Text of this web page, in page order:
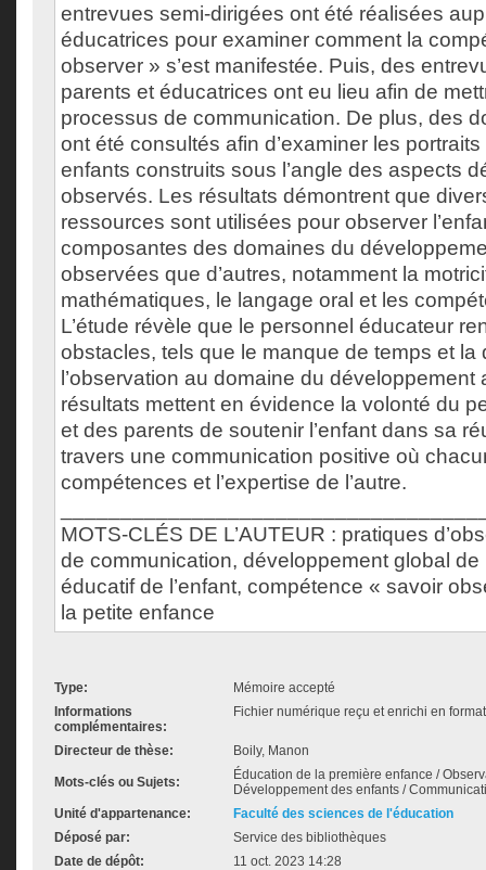
entrevues semi-dirigées ont été réalisées
éducatrices pour examiner comment la
observer » s’est manifestée. Puis, des
parents et éducatrices ont eu lieu afin de
processus de communication. De plus, des
ont été consultés afin d’examiner les
enfants construits sous l’angle des aspects
observés. Les résultats démontrent que
ressources sont utilisées pour observer
composantes des domaines du
observées que d’autres, notamment la
mathématiques, le langage oral et les
L’étude révèle que le personnel éducateur
obstacles, tels que le manque de temps et la
l’observation au domaine du développement
résultats mettent en évidence la volonté du
et des parents de soutenir l’enfant dans sa
travers une communication positive où
compétences et l’expertise de l’autre.
MOTS-CLÉS DE L’AUTEUR : pratiques
de communication, développement global de
éducatif de l’enfant, compétence « savoir
la petite enfance
Type:
Mémoire accepté
Informations
complémentaires:
Fichier numérique reçu et enrichi en
Directeur de thèse: Boily, Manon
Mots-clés ou Sujets:
Éducation de la première enfance /
Développement des enfants /
Unité d'appartenance:
Faculté des sciences de l'éducation
Déposé par:
Service des bibliothèques
Date de dépôt:
11 oct. 2023 14:28